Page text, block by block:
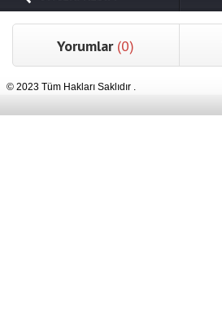
Yorumlar (0)
© 2023 Tüm Hakları Saklıdır .